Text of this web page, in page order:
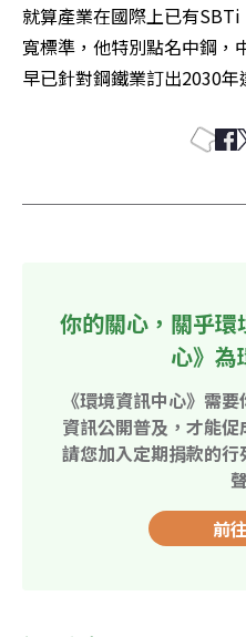
就算產業在國際上已有
寬標準，他特別點名中鋼，
早已針對鋼鐵業訂出2030
你的關心，關乎
心》為
《環境資訊中心》需
資訊公開普及，才能
請您加入定期捐款的
前